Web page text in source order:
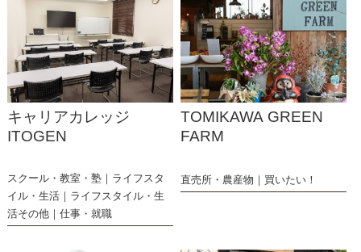
キャリアカレッジ
ITOGEN
スクール・教室・塾
ライフスタ
イル・生活
ライフスタイル・生
活その他
仕事・就職
TOMIKAWA GREEN
FARM
直売所・農産物 買いたい！